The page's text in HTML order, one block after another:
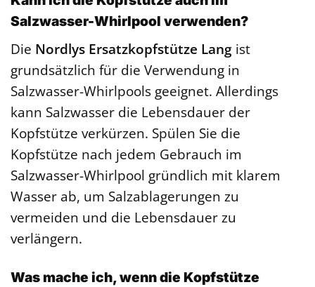
Salzwasser-Whirlpool verwenden?
Die Nordlys Ersatzkopfstütze Lang ist
grundsätzlich für die Verwendung in
Salzwasser-Whirlpools geeignet. Allerdings
kann Salzwasser die Lebensdauer der
Kopfstütze verkürzen. Spülen Sie die
Kopfstütze nach jedem Gebrauch im
Salzwasser-Whirlpool gründlich mit klarem
Wasser ab, um Salzablagerungen zu
vermeiden und die Lebensdauer zu
verlängern.
Was mache ich, wenn die Kopfstütze